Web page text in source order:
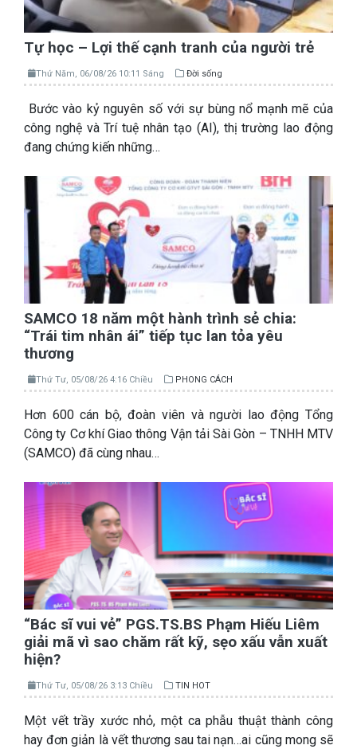
Tự học – Lợi thế cạnh tranh của người trẻ
Thứ Năm, 06/08/26 10:11 Sáng Đời sống
Bước vào kỷ nguyên số với sự bùng nổ mạnh mẽ của
công nghệ và Trí tuệ nhân tạo (AI), thị trường lao động
đang chứng kiến những…
SAMCO 18 năm một hành trình sẻ chia:
“Trái tim nhân ái” tiếp tục lan tỏa yêu
thương
Thứ Tư, 05/08/26 4:16 Chiều PHONG CÁCH
Hơn 600 cán bộ, đoàn viên và người lao động Tổng
Công ty Cơ khí Giao thông Vận tải Sài Gòn – TNHH MTV
(SAMCO) đã cùng nhau…
“Bác sĩ vui vẻ” PGS.TS.BS Phạm Hiếu Liêm
giải mã vì sao chăm rất kỹ, sẹo xấu vẫn xuất
hiện?
Thứ Tư, 05/08/26 3:13 Chiều TIN HOT
Một vết trầy xước nhỏ, một ca phẫu thuật thành công
hay đơn giản là vết thương sau tai nạn…ai cũng mong sẽ